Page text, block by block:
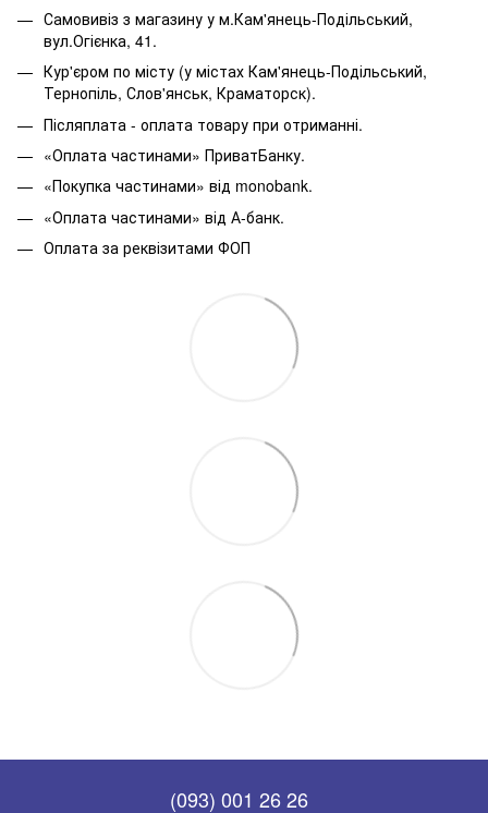
Самовивіз з магазину у м.Кам'янець-Подільський,
вул.Огієнка, 41.
Кур'єром по місту (у містах Кам'янець-Подільський,
Тернопіль, Слов'янськ, Краматорск).
Післяплата - оплата товару при отриманні.
«Оплата частинами» ПриватБанку.
«Покупка частинами» від monobank.
«Оплата частинами» від А-банк.
Оплата за реквізитами ФОП
(093) 001 26 26